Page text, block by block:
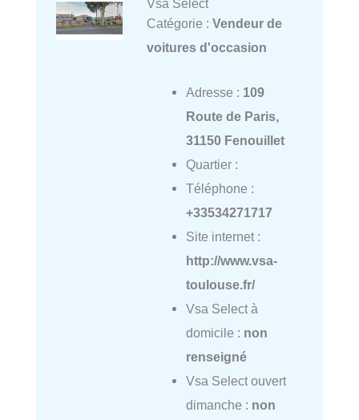
Vsa Select
Catégorie : Vendeur de
voitures d'occasion
Adresse : 109
Route de Paris,
31150 Fenouillet
Quartier :
Téléphone :
+33534271717
Site internet :
http://www.vsa-
toulouse.fr/
Vsa Select à
domicile : non
renseigné
Vsa Select ouvert
dimanche : non